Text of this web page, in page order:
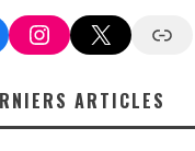
Instagram
X Google News
ARTICLES